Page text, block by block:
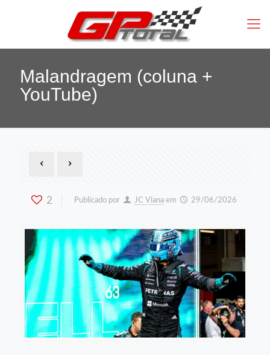
Malandragem (coluna +
YouTube)
2 Publicado por JC Viana em 29/06/2026